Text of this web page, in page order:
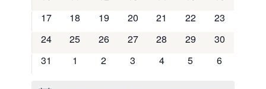
0
17
0
18
0
19
0
20
0
21
0
22
0
23
0
24
0
25
0
26
0
27
0
28
0
29
0
30
0
31
0
1
0
2
0
3
0
4
0
5
0
6